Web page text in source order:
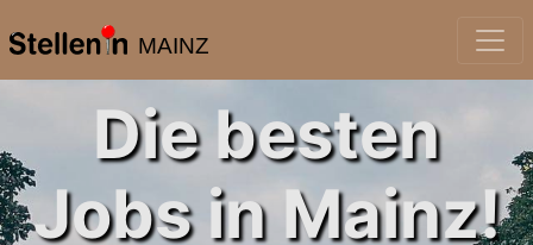
MAINZ
Die besten
Jobs in Mainz!